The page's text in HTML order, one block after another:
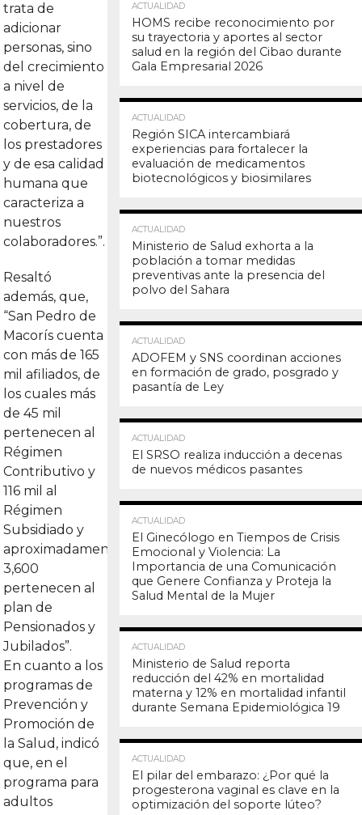
trata de
adicionar
personas, sino
del crecimiento
a nivel de
servicios, de la
cobertura, de
los prestadores
y de esa calidad
humana que
caracteriza a
nuestros
colaboradores.”.
Resaltó
además, que,
“San Pedro de
Macorís cuenta
con más de 165
mil afiliados, de
los cuales más
de 45 mil
pertenecen al
Régimen
Contributivo y
116 mil al
Régimen
Subsidiado y
aproximadamente
3,600
pertenecen al
plan de
Pensionados y
Jubilados”.
En cuanto a los
programas de
Prevención y
Promoción de
la Salud, indicó
que, en el
programa para
adultos
ACTUALIDAD
HOMS recibe reconocimiento por
su trayectoria y aportes al sector
salud en la región del Cibao durante
Gala Empresarial 2026
ACTUALIDAD
Región SICA intercambiará
experiencias para fortalecer la
evaluación de medicamentos
biotecnológicos y biosimilares
ACTUALIDAD
Ministerio de Salud exhorta a la
población a tomar medidas
preventivas ante la presencia del
polvo del Sahara
ACTUALIDAD
ADOFEM y SNS coordinan acciones
en formación de grado, posgrado y
pasantía de Ley
ACTUALIDAD
El SRSO realiza inducción a decenas
de nuevos médicos pasantes
ACTUALIDAD
El Ginecólogo en Tiempos de Crisis
Emocional y Violencia: La
Importancia de una Comunicación
que Genere Confianza y Proteja la
Salud Mental de la Mujer
ACTUALIDAD
Ministerio de Salud reporta
reducción del 42% en mortalidad
materna y 12% en mortalidad infantil
durante Semana Epidemiológica 19
ACTUALIDAD
El pilar del embarazo: ¿Por qué la
progesterona vaginal es clave en la
optimización del soporte lúteo?